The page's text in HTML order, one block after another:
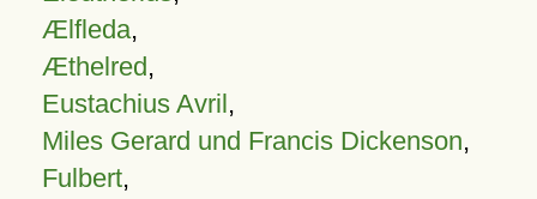
Ælfleda,
Æthelred,
Eustachius Avril,
Miles Gerard und Francis Dickenson,
Fulbert,